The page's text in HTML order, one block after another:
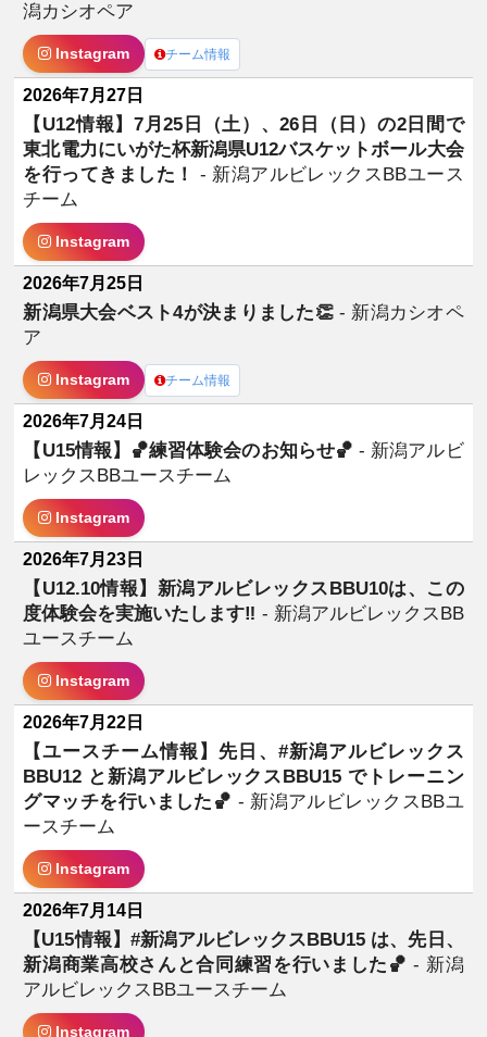
潟カシオペア
Instagram チーム情報
2026年7月27日
【U12情報】7月25日（土）、26日（日）の2日間で
東北電力にいがた杯新潟県U12バスケットボール大会
を行ってきました！ - 新潟アルビレックスBBユース
チーム
Instagram
2026年7月25日
新潟県大会ベスト4が決まりました👏- 新潟カシオペ
ア
Instagram チーム情報
2026年7月24日
【U15情報】🏀練習体験会のお知らせ🏀- 新潟アルビ
レックスBBユースチーム
Instagram
2026年7月23日
【U12.10情報】新潟アルビレックスBBU10は、この
度体験会を実施いたします‼️ - 新潟アルビレックスBB
ユースチーム
Instagram
2026年7月22日
【ユースチーム情報】先日、#新潟アルビレックス
BBU12 と新潟アルビレックスBBU15 でトレーニン
グマッチを行いました🏀 - 新潟アルビレックスBBユ
ースチーム
Instagram
2026年7月14日
【U15情報】#新潟アルビレックスBBU15 は、先日、
新潟商業高校さんと合同練習を行いました🏀- 新潟
アルビレックスBBユースチーム
Instagram